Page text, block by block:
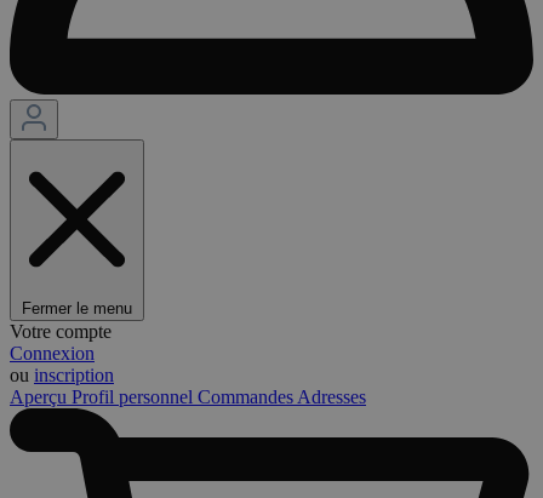
Fermer le menu
Votre compte
Connexion
ou inscription
Aperçu Profil personnel Commandes Adresses